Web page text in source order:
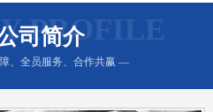
PROFILE
司简介
、全员服务、合作共赢 —